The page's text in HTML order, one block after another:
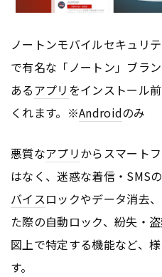
ノートンモバイルセキュリ
で有名な「ノートン」ブラ
あるアプリ をインストール
くれます。※Androidのみ
悪質なアプリからスマート
はなく、迷惑な着信・SMS
バイスロックやデータ消去
た際の自動ロック、紛失・
図上で特定する機能など、
す。